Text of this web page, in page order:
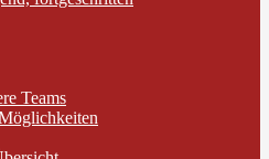
Teams